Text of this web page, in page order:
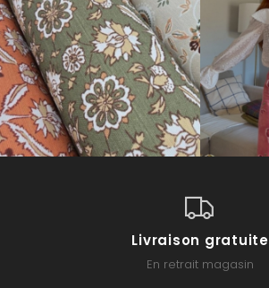
Livraison gratuite
En retrait magasin